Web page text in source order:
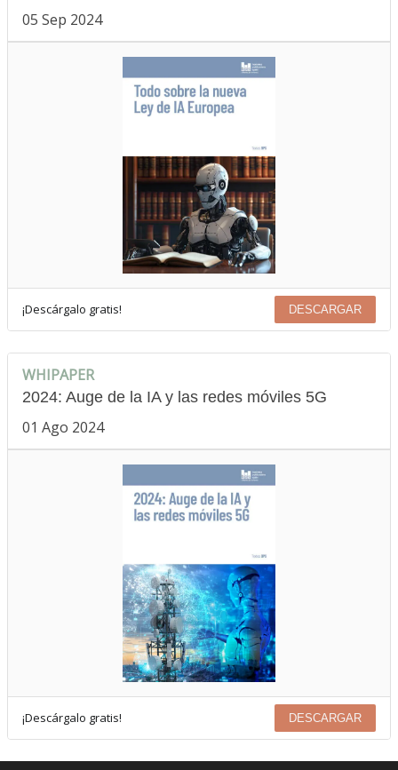
05 Sep 2024
¡Descárgalo gratis! DESCARGAR
WHIPAPER
2024: Auge de la IA y las redes móviles 5G
01 Ago 2024
¡Descárgalo gratis! DESCARGAR